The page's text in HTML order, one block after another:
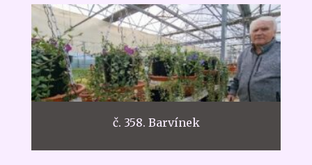
č. 358. Barvínek